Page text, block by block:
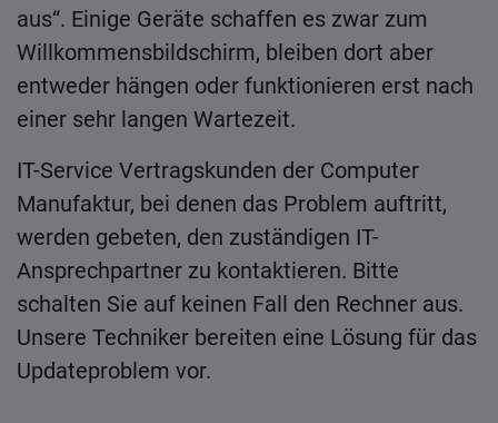
aus“. Einige Geräte schaffen es zwar zum
Willkommensbildschirm, bleiben dort aber
entweder hängen oder funktionieren erst nach
einer sehr langen Wartezeit.
IT-Service Vertragskunden der Computer
Manufaktur, bei denen das Problem auftritt,
werden gebeten, den zuständigen IT-
Ansprechpartner zu kontaktieren. Bitte
schalten Sie auf keinen Fall den Rechner aus.
Unsere Techniker bereiten eine Lösung für das
Updateproblem vor.